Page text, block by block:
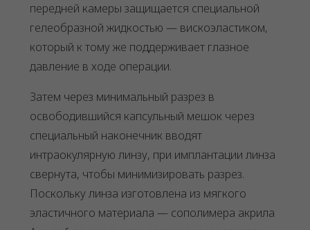
передней камеры защищается специальной
гелеобразной жидкостью — вискоэластиком,
который к тому же поддерживает глазное
давление в ходе операции.
Затем через минимальный разрез в
освободившийся капсульный мешок через
специальный наконечник вводят
интраокулярную линзу, при имплантации линза
свернута, чтобы минимизировать разрез.
Поскольку линза изготовлена из мягкого
эластичного материала — сополимера акрила